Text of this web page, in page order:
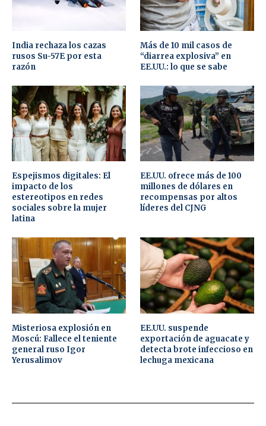
India rechaza los cazas
rusos Su-57E por esta
razón
Más de 10 mil casos de
“diarrea explosiva” en
EE.UU.: lo que se sabe
Espejismos digitales: El
impacto de los
estereotipos en redes
sociales sobre la mujer
latina
EE.UU. ofrece más de 100
millones de dólares en
recompensas por altos
líderes del CJNG
Misteriosa explosión en
Moscú: Fallece el teniente
general ruso Igor
Yerusalimov
EE.UU. suspende
exportación de aguacate y
detecta brote infeccioso en
lechuga mexicana